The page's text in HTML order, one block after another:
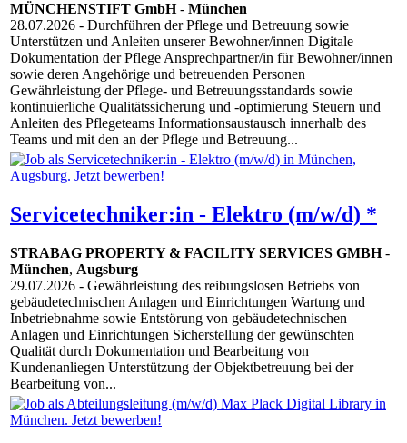
MÜNCHENSTIFT GmbH- München
28.07.2026 - Durchführen der Pflege und Betreuung sowie
Unterstützen und Anleiten unserer Bewohner/innen Digitale
Dokumentation der Pflege Ansprechpartner/in für Bewohner/innen
sowie deren Angehörige und betreuenden Personen
Gewährleistung der Pflege- und Betreuungsstandards sowie
kontinuierliche Qualitätssicherung und -optimierung Steuern und
Anleiten des Pflegeteams Informationsaustausch innerhalb des
Teams und mit den an der Pflege und Betreuung...
Servicetechniker:in - Elektro (m/w/d) *
STRABAG PROPERTY & FACILITY SERVICES GMBH-
München, Augsburg
29.07.2026 - Gewährleistung des reibungslosen Betriebs von
gebäudetechnischen Anlagen und Einrichtungen Wartung und
Inbetriebnahme sowie Entstörung von gebäudetechnischen
Anlagen und Einrichtungen Sicherstellung der gewünschten
Qualität durch Dokumentation und Bearbeitung von
Kundenanliegen Unterstützung der Objektbetreuung bei der
Bearbeitung von...